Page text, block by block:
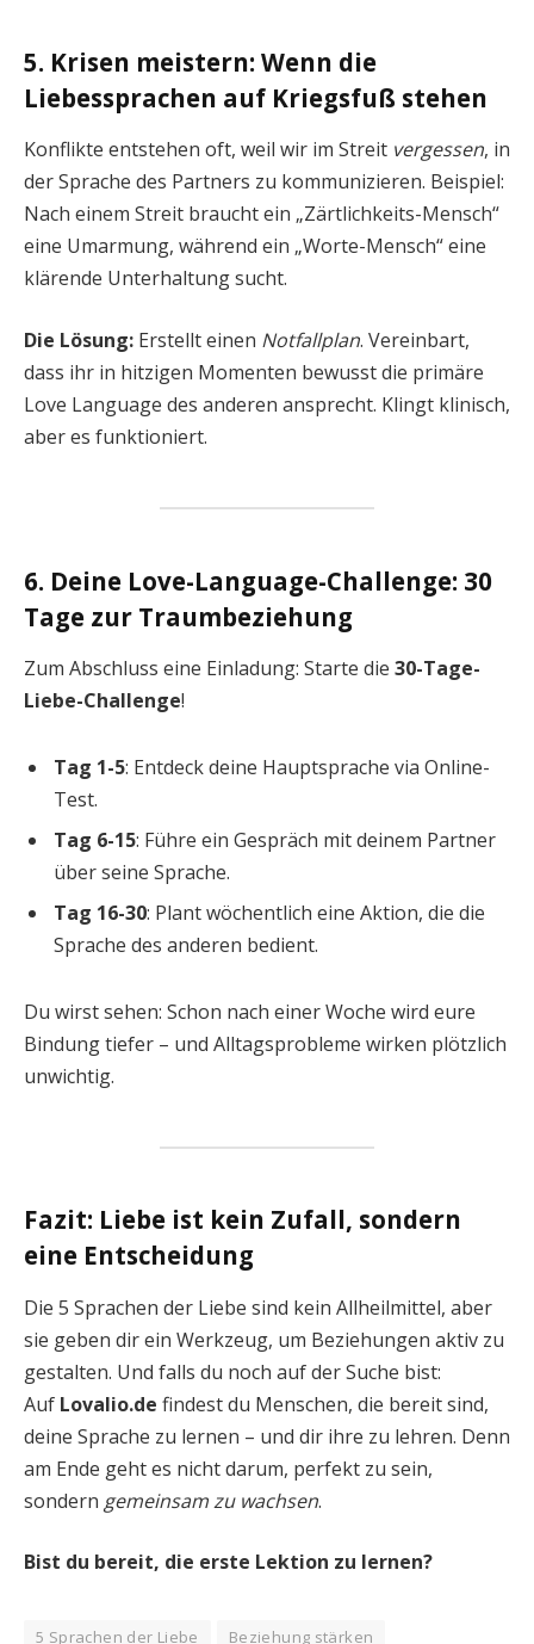
5. Krisen meistern: Wenn die
Liebessprachen auf Kriegsfuß stehen
Konflikte entstehen oft, weil wir im Streit vergessen, in
der Sprache des Partners zu kommunizieren. Beispiel:
Nach einem Streit braucht ein „Zärtlichkeits-Mensch“
eine Umarmung, während ein „Worte-Mensch“ eine
klärende Unterhaltung sucht.
Die Lösung: Erstellt einen Notfallplan. Vereinbart,
dass ihr in hitzigen Momenten bewusst die primäre
Love Language des anderen ansprecht. Klingt klinisch,
aber es funktioniert.
6. Deine Love-Language-Challenge: 30
Tage zur Traumbeziehung
Zum Abschluss eine Einladung: Starte die 30-Tage-
Liebe-Challenge!
Tag 1-5: Entdeck deine Hauptsprache via Online-
Test.
Tag 6-15: Führe ein Gespräch mit deinem Partner
über seine Sprache.
Tag 16-30: Plant wöchentlich eine Aktion, die die
Sprache des anderen bedient.
Du wirst sehen: Schon nach einer Woche wird eure
Bindung tiefer – und Alltagsprobleme wirken plötzlich
unwichtig.
Fazit: Liebe ist kein Zufall, sondern
eine Entscheidung
Die 5 Sprachen der Liebe sind kein Allheilmittel, aber
sie geben dir ein Werkzeug, um Beziehungen aktiv zu
gestalten. Und falls du noch auf der Suche bist:
Auf Lovalio.de findest du Menschen, die bereit sind,
deine Sprache zu lernen – und dir ihre zu lehren. Denn
am Ende geht es nicht darum, perfekt zu sein,
sondern gemeinsam zu wachsen.
Bist du bereit, die erste Lektion zu lernen?
5 Sprachen der Liebe Beziehung stärken